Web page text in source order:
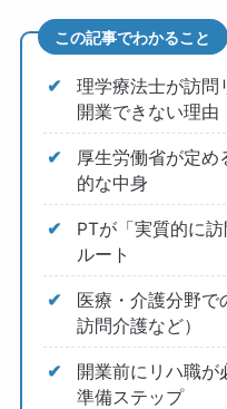
この記事でわかること
理学療法士が訪問
開業できない理由
厚生労働省が定め
的な中身
PTが「実質的に
ルート
医療・介護分野で
訪問介護など）
開業前にリハ職が
準備ステップ